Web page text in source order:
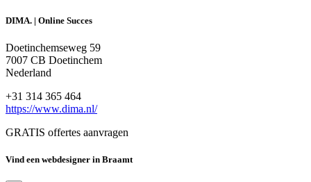
DIMA. | Online Succes
Doetinchemseweg 59
7007 CB Doetinchem
Nederland
+31 314 365 464
https://www.dima.nl/
GRATIS offertes aanvragen
Vind een webdesigner in Braamt